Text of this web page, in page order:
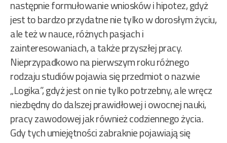
następnie formułowanie wniosków i hipotez, gdyż
jest to bardzo przydatne nie tylko w dorosłym życiu,
ale też w nauce, różnych pasjach i
zainteresowaniach, a także przyszłej pracy.
Nieprzypadkowo na pierwszym roku różnego
rodzaju studiów pojawia się przedmiot o nazwie
„Logika”, gdyż jest on nie tylko potrzebny, ale wręcz
niezbędny do dalszej prawidłowej i owocnej nauki,
pracy zawodowej jak również codziennego życia.
Gdy tych umiejętności zabraknie pojawiają się